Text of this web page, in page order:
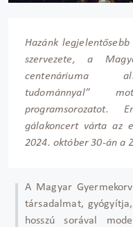
Hazánk
szervezete, a
centenáriuma
tudománnyal”
programsorozatot.
gálakoncert várta az
2024. október 30-án a
A Magyar
társadalmat,
hosszú sorával